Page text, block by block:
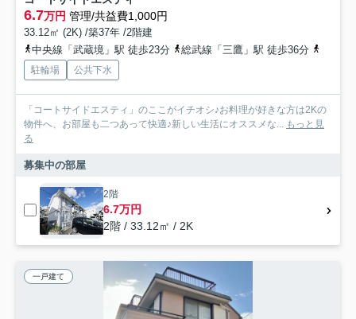
6.7万円 管理/共益費1,000円
33.12㎡ (2K) /築37年 /2階建
中央線「武蔵境」駅 徒歩23分
総武線「三鷹」駅 徒歩36分
駐輪場 公共下水
「コートサイドエスティ」のここがイチオシ♪お料理が好きな方は2Kの
物件へ、お部屋も二つあって快適♪新しい生活にオススメな... もっと見
る
募集中の部屋
2階
6.7万円
2階 / 33.12㎡ / 2K
一戸建て